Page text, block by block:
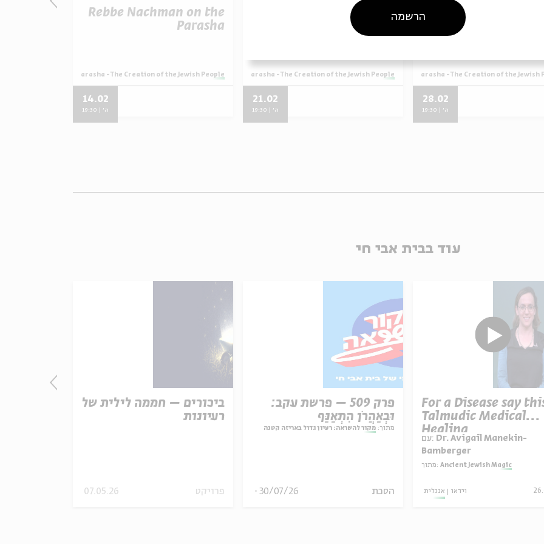
Rebbe
Rebbe Nachman on
Rebbe Nachman on the Parasha - The Creation of the Jewish
28.02
ה' | 19:30
Rebbe Nachman on the
Parasha
מתוך:
Rebbe Nachman on the Parasha - The Creation of the Jewish People
21.02
ה' | 19:30
Rebbe Nachman on the
Parasha
מתוך:
Nachman on the Parasha - The Creation of the Jewish People
14.02
ה' | 19:30
עוד בבית אבי חי
ביכורים – חממה לילית של
רעיונות
פרויקט 07.05.26
פרק 509 – פרשת עקב:
וּבְאַהֲרֹן הִתְאַנַּף
מתוך: מקור להשראה: רעיון גדול באריזה קטנה
הסכת 30/07/26
For a Disease say
Talmudic Medical
Healing
עם: Dr. Avigail Manekin-
Bamberger
מתוך: Ancient Jewish Magic
אנגלית וידאו
הרשמה